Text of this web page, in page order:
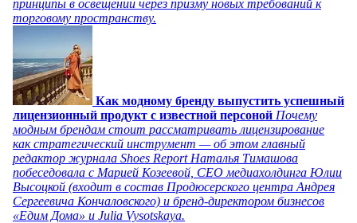
принципы в освещении через призму новых требований к
торговому пространству.
Как модному бренду выпустить успешный
лицензионный продукт с известной персоной Почему
модным брендам стоит рассматривать лицензирование
как стратегический инструмент — об этом главный
редактор журнала Shoes Report Наталья Тимашова
побеседовала с Марией Козеевой, СЕО медиахолдинга Юлии
Высоцкой (входит в состав Продюсерского центра Андрея
Сергеевича Кончаловского) и бренд-директором бизнесов
«Едим Дома» и Julia Vysotskaya.